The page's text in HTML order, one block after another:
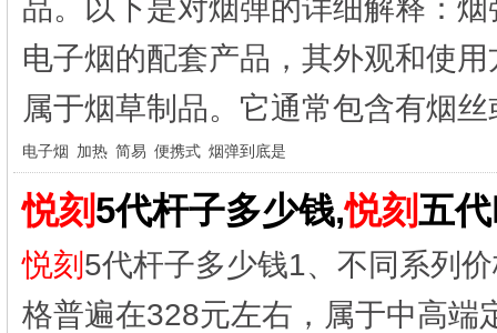
品。以下是对烟弹的详细解释：
电子烟的配套产品，其外观和使
属于烟草制品。它通常包含有烟
电子烟 加热 简易 便携式 烟弹到底是
悦刻5代杆子多少钱,悦刻五
悦刻 5代杆子多少钱1、不同系列
格普遍在328元左右，属于中高端